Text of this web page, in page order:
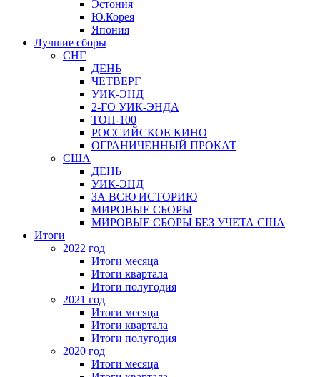
Эстония
Ю.Корея
Япония
Лучшие сборы
СНГ
ДЕНЬ
ЧЕТВЕРГ
УИК-ЭНД
2-ГО УИК-ЭНДА
ТОП-100
РОССИЙСКОЕ КИНО
ОГРАНИЧЕННЫЙ ПРОКАТ
США
ДЕНЬ
УИК-ЭНД
ЗА ВСЮ ИСТОРИЮ
МИРОВЫЕ СБОРЫ
МИРОВЫЕ СБОРЫ БЕЗ УЧЕТА США
Итоги
2022 год
Итоги месяца
Итоги квартала
Итоги полугодия
2021 год
Итоги месяца
Итоги квартала
Итоги полугодия
2020 год
Итоги месяца